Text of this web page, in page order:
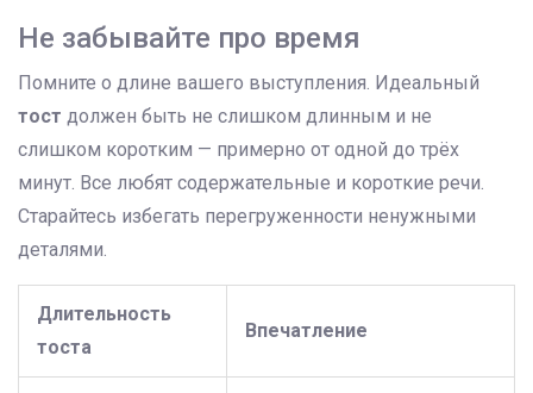
Не забывайте про время
Помните о длине вашего выступления. Идеальный
тост должен быть не слишком длинным и не
слишком коротким — примерно от одной до трёх
минут. Все любят содержательные и короткие речи.
Старайтесь избегать перегруженности ненужными
деталями.
Длительность
тоста
Впечатление